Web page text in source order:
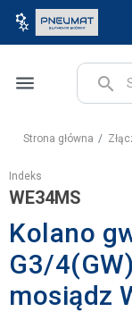
menu search
Strona główna
Indeks
WE34MS
Kolano
G3/
mosiądz